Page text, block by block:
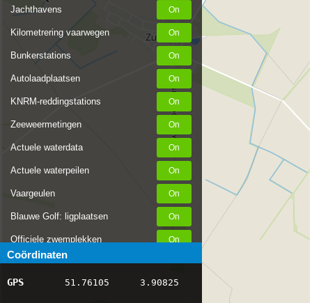
Jachthavens
Kilometrering vaarwegen
Bunkerstations
Autolaadplaatsen
KNRM-reddingstations
Zeeweermetingen
Actuele waterdata
Actuele waterpeilen
Vaargeulen
Blauwe Golf: ligplaatsen
Officiele zwemplekken
Stremmingen/hinder
AIS scheepsposities
Coördinaten
GPS 51.76105 3.90825